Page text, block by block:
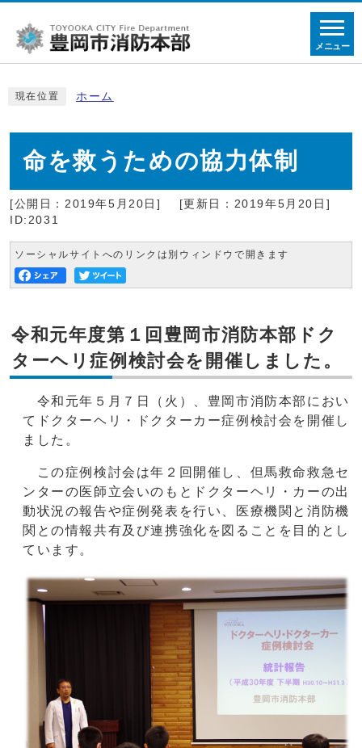
メニュー
現在位置 ホーム
命を救うための協力体制
[公開日：2019年5月20日]
[更新日：2019年5月20日]
ID:2031
ソーシャルサイトへのリンクは別ウィンドウで開きます
令和元年度第１回豊岡市消防本部ドク
ターヘリ症例検討会を開催しました。
令和元年５月７日（火）、豊岡市消防本部におい
てドクターヘリ・ドクターカー症例検討会を開催し
ました。
この症例検討会は年２回開催し、但馬救命救急セ
ンターの医師立会いのもとドクターヘリ・カーの出
動状況の報告や症例発表を行い、医療機関と消防機
関との情報共有及び連携強化を図ることを目的とし
ています。